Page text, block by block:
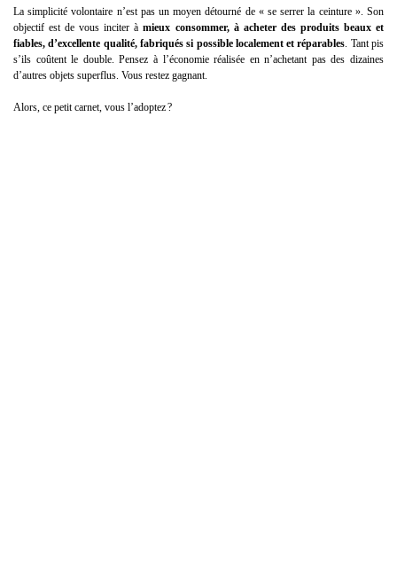
La simplicité volontaire n’est pas un moyen détourné de « se serrer la ceinture ». Son
objectif est de vous inciter àmieux consommer, à acheter des produits beaux et
fiables, d’excellente qualité, fabriqués si possible localement et réparables. Tant pis
s’ils coûtent le double. Pensez à l’économie réalisée en n’achetant pas des dizaines
d’autres objets superflus. Vous restez gagnant.
Alors, ce petit carnet, vous l’adoptez ?